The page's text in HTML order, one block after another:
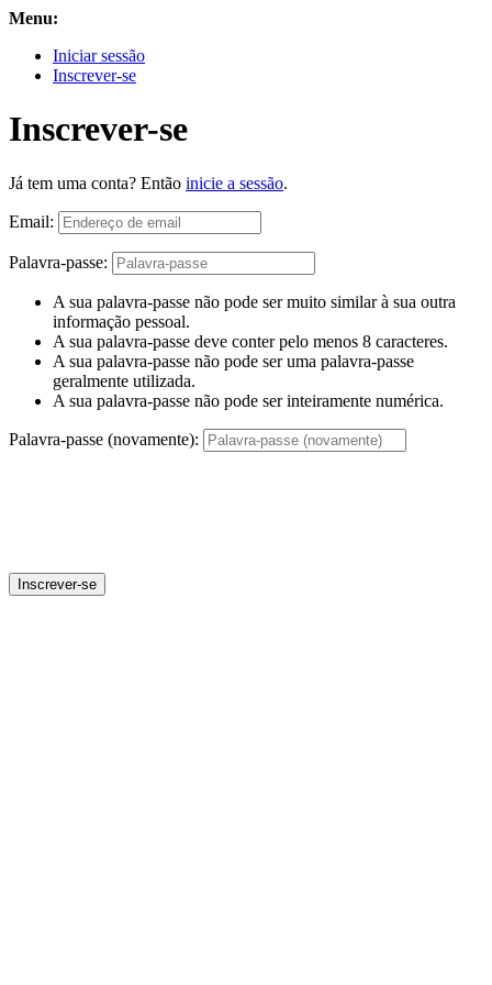
Menu:
Iniciar sessão
Inscrever-se
Inscrever-se
Já tem uma conta? Então inicie a sessão.
Email:
Palavra-passe:
A sua palavra-passe não pode ser muito similar à sua outra
informação pessoal.
A sua palavra-passe deve conter pelo menos 8 caracteres.
A sua palavra-passe não pode ser uma palavra-passe
geralmente utilizada.
A sua palavra-passe não pode ser inteiramente numérica.
Palavra-passe (novamente):
Inscrever-se